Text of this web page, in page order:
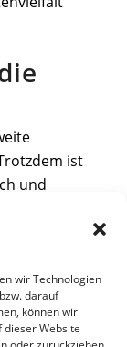
wir Technologien
darauf
können wir
dieser Website
ist
und
von den
die